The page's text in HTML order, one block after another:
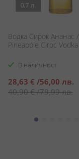
0.7 л.
Водка Сирок Ананас /
Pineapple Ciroc Vodka
В наличност
Специална
цена
28,63 € /56,00 лв.
40,90 €/79,99 лв.